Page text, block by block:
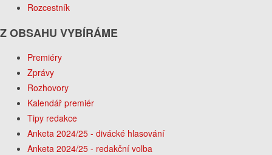
Rozcestník
Z OBSAHU VYBÍRÁME
Premiéry
Zprávy
Rozhovory
Kalendář premiér
Tipy redakce
Anketa 2024/25 - divácké hlasování
Anketa 2024/25 - redakční volba